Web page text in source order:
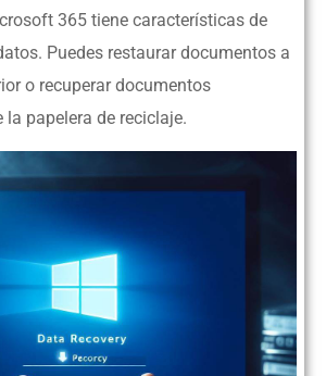
365 tiene características de
Puedes restaurar documentos a
o recuperar documentos
papelera de reciclaje.